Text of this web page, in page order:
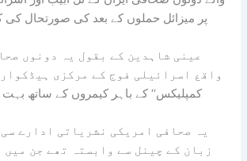
پر میزائل حملوں کے بعد کی صورتحال کی
عینی شاہدین کے بقول یہ دونوں
واقع اسرائیلی فوج کے مرکزی
کمپلیکس‘‘ کے باہر کیمروں کے ساتھ بہت
یہ صحافی امریکی نشریاتی ادارے
زبان کے چینل سے وابستہ تھے جن میں